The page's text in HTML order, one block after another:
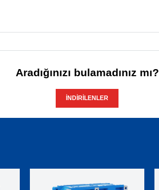
Aradığınızı bulamadınız mı?
İNDIRILENLER